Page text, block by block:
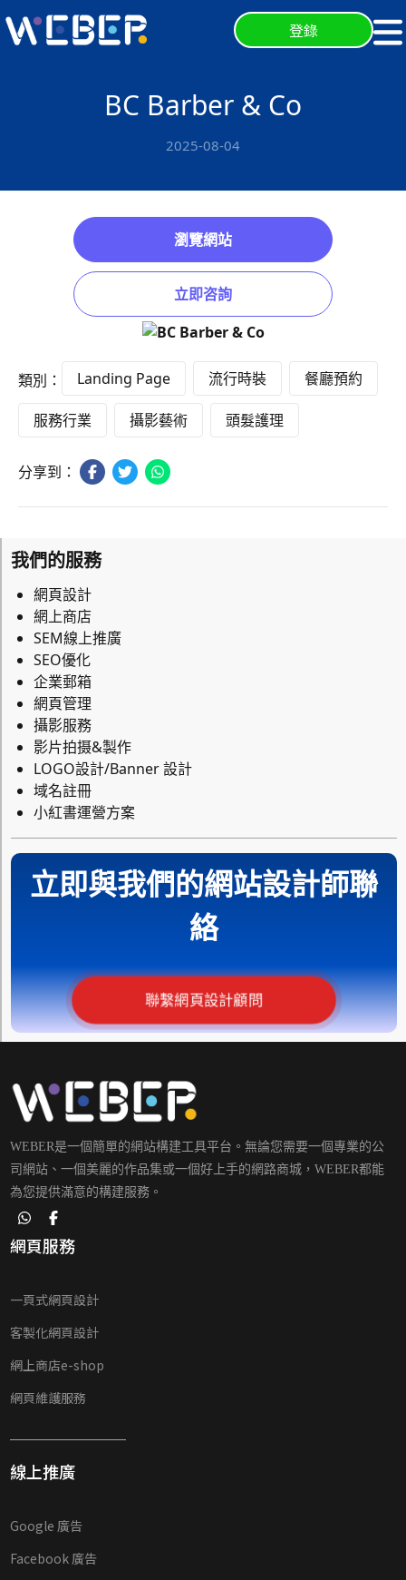
登錄
BC Barber & Co
2025-08-04
瀏覽網站
立即咨詢
類別： Landing Page 流行時裝 餐廳預約
服務行業 攝影藝術 頭髮護理
分享到：
我們的服務
網頁設計
網上商店
SEM線上推廣
SEO優化
企業郵箱
網頁管理
攝影服務
影片拍摄&製作
LOGO設計/Banner 設計
域名註冊
小紅書運營方案
立即與我們的網站設計師聯
絡
聯繫網頁設計顧問
WEBER是一個簡單的網站構建工具平台。無論您需要一個專業的公
司網站、一個美麗的作品集或一個好上手的網路商城，WEBER都能
為您提供滿意的構建服務。
網頁服務
一頁式網頁設計
客製化網頁設計
網上商店e-shop
網頁維護服務
線上推廣
Google 廣告
Facebook 廣告